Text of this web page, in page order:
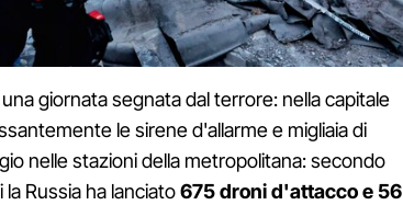
giornata segnata dal terrore: nella capitale
le sirene d'allarme e migliaia di
nelle stazioni della metropolitana: secondo
Russia ha lanciato675 droni d'attacco e 56